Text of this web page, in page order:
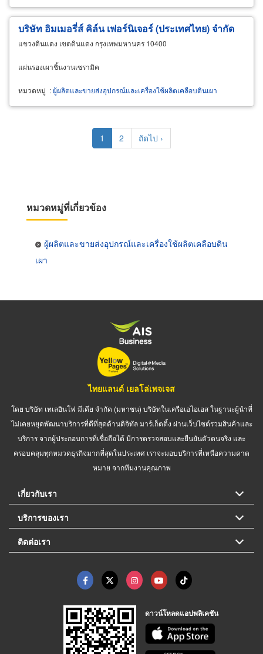
บริษัท อิมเมอรี่ส์ คิล์น เฟอร์นิเจอร์ (ประเทศไทย) จำกัด
แขวงดินแดง เขตดินแดง กรุงเทพมหานคร 10400
แผ่นรองเผาชิ้นงานเซรามิค
หมวดหมู่ :ผู้ผลิตและขายส่งอุปกรณ์และเครื่องใช้ผลิตเคลือบดินเผา
Current
page
1 Page
2
Next
page
ถัดไป ›
หมวดหมู่ที่เกี่ยวข้อง
ผู้ผลิตและขายส่งอุปกรณ์และเครื่องใช้ผลิตเคลือบดิน
เผา
ไทยแลนด์ เยลโล่เพจเจส
โดย บริษัท เทเลอินโฟ มีเดีย จำกัด (มหาชน) บริษัทในเครือเอไอเอส ในฐานะผู้นำที่
ไม่เคยหยุดพัฒนาบริการที่ดีที่สุดด้านดิจิทัล มาร์เก็ตติ้ง ผ่านเว็บไซต์รวมสินค้าและ
บริการ จากผู้ประกอบการที่เชื่อถือได้ มีการตรวจสอบและยืนยันตัวตนจริง และ
ครอบคลุมทุกหมวดธุรกิจมากที่สุดในประเทศ เราจะมอบบริการที่เหนือความคาด
หมาย จากทีมงานคุณภาพ
เกี่ยวกับเรา
บริการของเรา
ติดต่อเรา
ดาวน์โหลดแอปพลิเคชัน